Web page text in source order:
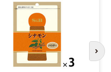
次
（税込）
本気プライス
トイレットペー
パー シングル
120ｍ 再生紙